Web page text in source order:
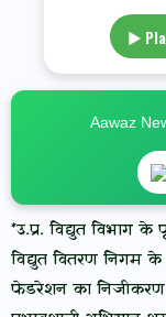
▶
Aawaz
*उ.प्र. विद्युत विभाग
विद्युत वितरण निगम
फेडरेशन का